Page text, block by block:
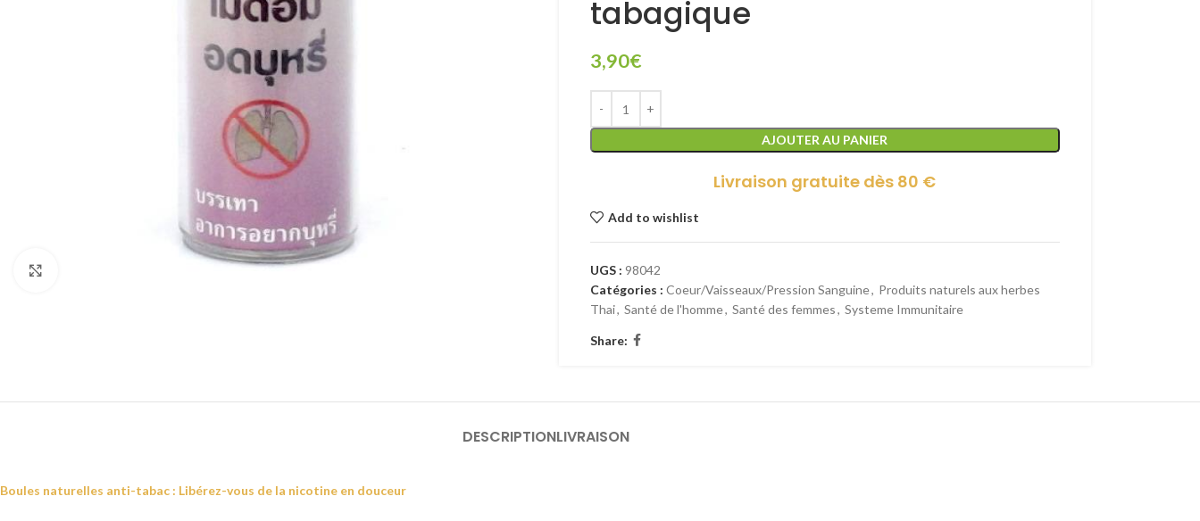
tabagique
3,90€
AJOUTER AU PANIER
Livraison gratuite dès 80 €
Add to wishlist
UGS : 98042
Catégories : Coeur/Vaisseaux/Pression Sanguine, Produits naturels aux herbes
Thai, Santé de l'homme, Santé des femmes, Systeme Immunitaire
Share:
DESCRIPTIONLIVRAISON
Boules naturelles anti-tabac : Libérez-vous de la nicotine en douceur